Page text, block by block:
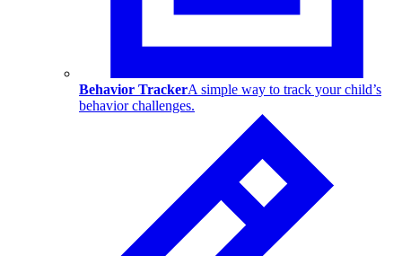
Behavior TrackerA simple way to track your child’s
behavior challenges.